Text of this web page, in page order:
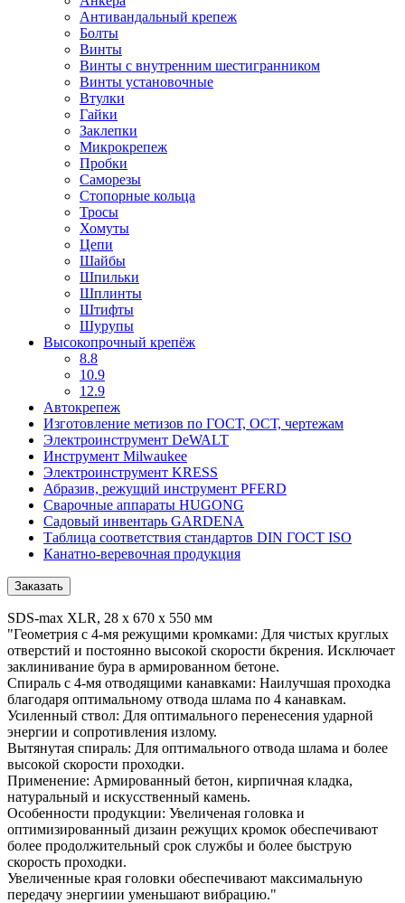
Антивандальный крепеж
Болты
Винты
Винты с внутренним шестигранником
Винты установочные
Втулки
Гайки
Заклепки
Микрокрепеж
Пробки
Саморезы
Стопорные кольца
Тросы
Хомуты
Цепи
Шайбы
Шпильки
Шплинты
Штифты
Шурупы
Высокопрочный крепёж
8.8
10.9
12.9
Автокрепеж
Изготовление метизов по ГОСТ, ОСТ, чертежам
Электроинструмент DeWALT
Инструмент Milwaukee
Электроинструмент KRESS
Абразив, режущий инструмент PFERD
Сварочные аппараты HUGONG
Садовый инвентарь GARDENA
Таблица соответствия стандартов DIN ГОСТ ISO
Канатно-веревочная продукция
Заказать
SDS-max XLR, 28 x 670 x 550 мм
"Геометрия с 4-мя режущими кромками: Для чистых круглых
отверстий и постоянно высокой скорости бкрения. Исключает
заклинивание бура в армированном бетоне.
Спираль с 4-мя отводящими канавками: Наилучшая проходка
благодаря оптимальному отвода шлама по 4 канавкам.
Усиленный ствол: Для оптимального перенесения ударной
энергии и сопротивления излому.
Вытянутая спираль: Для оптимального отвода шлама и более
высокой скорости проходки.
Применение: Армированный бетон, кирпичная кладка,
натуральный и искусственный камень.
Особенности продукции: Увеличеная головка и
оптимизированный дизаин режущих кромок обеспечивают
более продолжительный срок службы и более быструю
скорость проходки.
Увеличенные края головки обеспечивают максимальную
передачу энергиии уменьшают вибрацию."